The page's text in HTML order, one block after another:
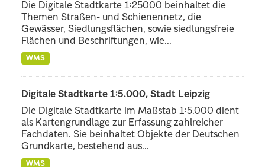
Die Digitale Stadtkarte 1:25000 beinhaltet die
Themen Straßen- und Schienennetz, die
Gewässer, Siedlungsflächen, sowie siedlungsfreie
Flächen und Beschriftungen, wie...
WMS
Digitale Stadtkarte 1:5.000, Stadt Leipzig
Die Digitale Stadtkarte im Maßstab 1:5.000 dient
als Kartengrundlage zur Erfassung zahlreicher
Fachdaten. Sie beinhaltet Objekte der Deutschen
Grundkarte, bestehend aus...
WMS